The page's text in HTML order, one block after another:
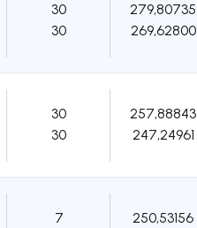
30
30
279,80735
269,62800
30
30
257,88843
247,24961
7
250,53156